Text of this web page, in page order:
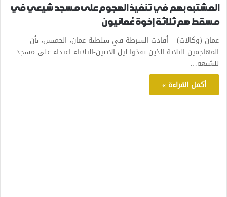
المشتبه بهم في تنفيذ الهجوم على مسجد شيعي في
مسقط هم ثلاثة إخوة عُمانيون
عمان (وكالات) – أفادت الشرطة في سلطنة عمان، الخميس، بأن
المهاجمين الثلاثة الذين نفذوا ليل الاثنين-الثلاثاء اعتداء على مسجد
للشيعة…
أكمل القراءة »